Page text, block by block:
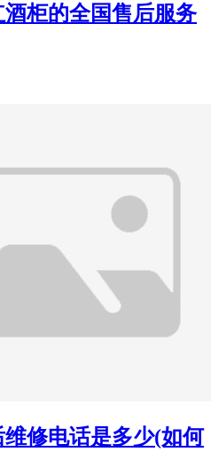
柜的全国售后服务
修电话是多少(如何